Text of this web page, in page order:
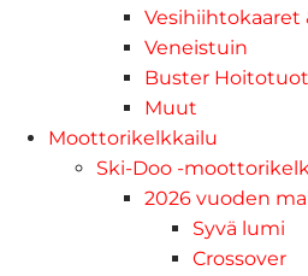
Vesihiihtokaaret
Veneistuin
Buster
Muut
Moottorikelkkailu
Ski-Doo -
2026 vuoden
Syvä lumi
Crossover